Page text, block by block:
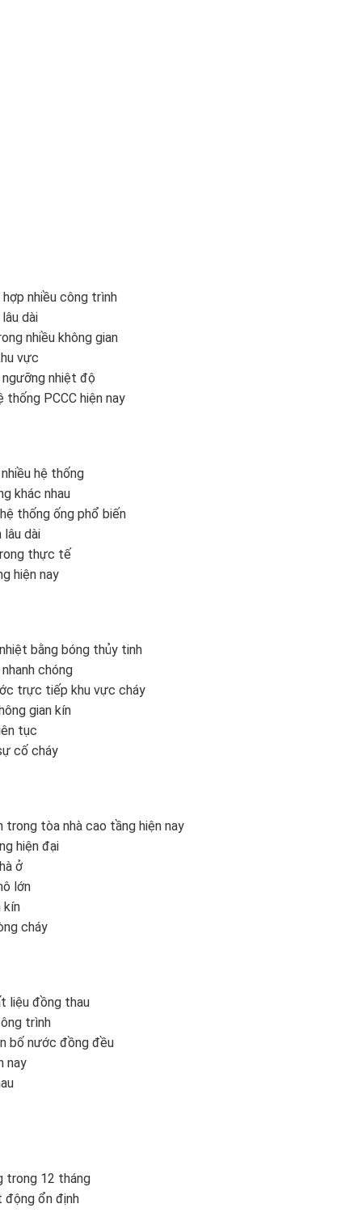
nhiều công trình
dài
nhiều không gian
vực
nhiệt độ
PCCC hiện nay
hệ thống
khác nhau
thống ống phổ biến
dài
thực tế
hiện nay
bằng bóng thủy tinh
chóng
trực tiếp khu vực cháy
gian kín
tục
cố cháy
tòa nhà cao tầng hiện nay
hiện đại
ở
lớn
kín
cháy
liệu đồng thau
trình
bố nước đồng đều
nay
trong 12 tháng
động ổn định